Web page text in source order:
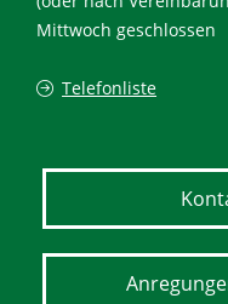
Mittwoch geschlossen
Telefonliste